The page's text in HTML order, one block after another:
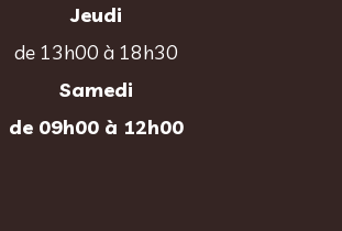
Jeudi
de 13h00 à 18h30
Samedi
de 09h00 à 12h00